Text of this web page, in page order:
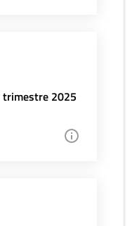
2025